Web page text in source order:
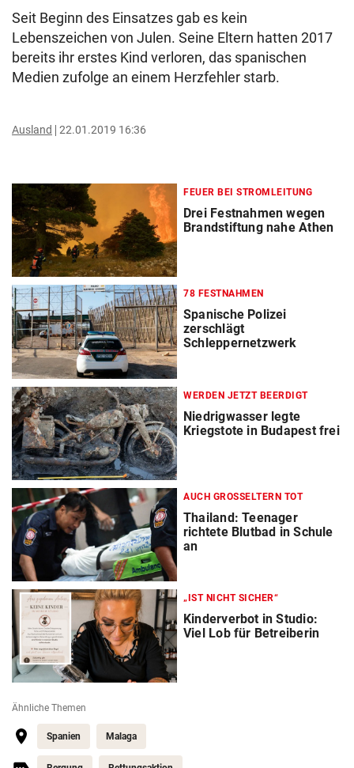
Seit Beginn des Einsatzes gab es kein
Lebenszeichen von Julen. Seine Eltern hatten 2017
bereits ihr erstes Kind verloren, das spanischen
Medien zufolge an einem Herzfehler starb.
Ausland 22.01.2019 16:36
FEUER BEI STROMLEITUNG
Drei Festnahmen wegen
Brandstiftung nahe Athen
78 FESTNAHMEN
Spanische Polizei
zerschlägt
Schleppernetzwerk
WERDEN JETZT BEERDIGT
Niedrigwasser legte
Kriegstote in Budapest frei
AUCH GROSSELTERN TOT
Thailand: Teenager
richtete Blutbad in Schule
an
„IST NICHT SICHER“
Kinderverbot in Studio:
Viel Lob für Betreiberin
Ähnliche Themen
Spanien Malaga